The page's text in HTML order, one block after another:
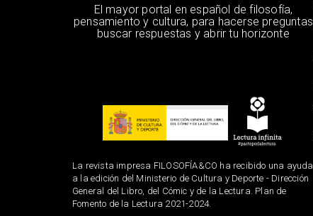
El mayor portal en español de filosofía,
pensamiento y cultura, para hacerse preguntas
buscar respuestas y abrir tu horizonte
La revista impresa FILOSOFÍA&CO ha recibido una ayuda
a la edición del Ministerio de Cultura y Deporte - Dirección
General del Libro, del Cómic y de la Lectura. Plan de
Fomento de la Lectura 2021-2024.